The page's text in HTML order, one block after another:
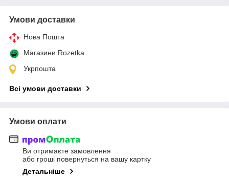
Умови доставки
Нова Пошта
Магазини Rozetka
Укрпошта
Всі умови доставки
Умови оплати
Ви отримаєте замовлення
або гроші повернуться на вашу картку
Детальніше